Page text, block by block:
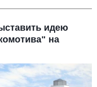
идею
на